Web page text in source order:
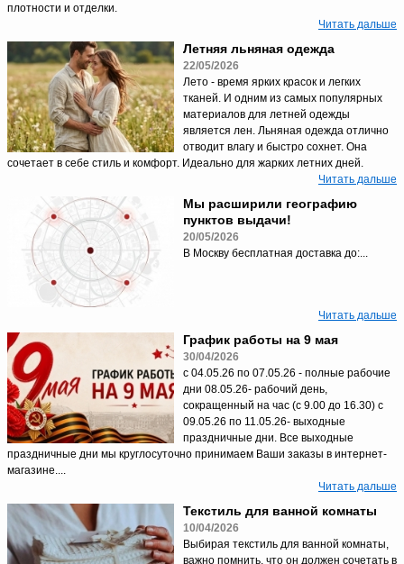
плотности и отделки.
Читать дальше
Летняя льняная одежда
22/05/2026
Лето - время ярких красок и легких
тканей. И одним из самых популярных
материалов для летней одежды
является лен. Льняная одежда отлично
отводит влагу и быстро сохнет. Она
сочетает в себе стиль и комфорт. Идеально для жарких летних дней.
Читать дальше
Мы расширили географию
пунктов выдачи!
20/05/2026
В Москву бесплатная доставка до:...
Читать дальше
График работы на 9 мая
30/04/2026
с 04.05.26 по 07.05.26 - полные рабочие
дни 08.05.26- рабочий день,
сокращенный на час (с 9.00 до 16.30) с
09.05.26 по 11.05.26- выходные
праздничные дни. Все выходные
праздничные дни мы круглосуточно принимаем Ваши заказы в интернет-
магазине....
Читать дальше
Текстиль для ванной комнаты
10/04/2026
Выбирая текстиль для ванной комнаты,
важно помнить, что он должен сочетать в